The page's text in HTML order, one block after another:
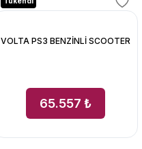
VOLTA PS3 BENZİNLİ SCOOTER
65.557 ₺